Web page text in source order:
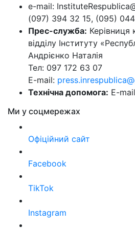
e-mail:
(097) 394 32 15, (095)
Прес-служба: Керівниця
відділу Інституту
Андрієнко Наталія
Тел: 097 172 63 07
E-mail:
Технічна допомога: E-
Ми у соцмережах
Офіційний сайт
Facebook
TikTok
Instagram